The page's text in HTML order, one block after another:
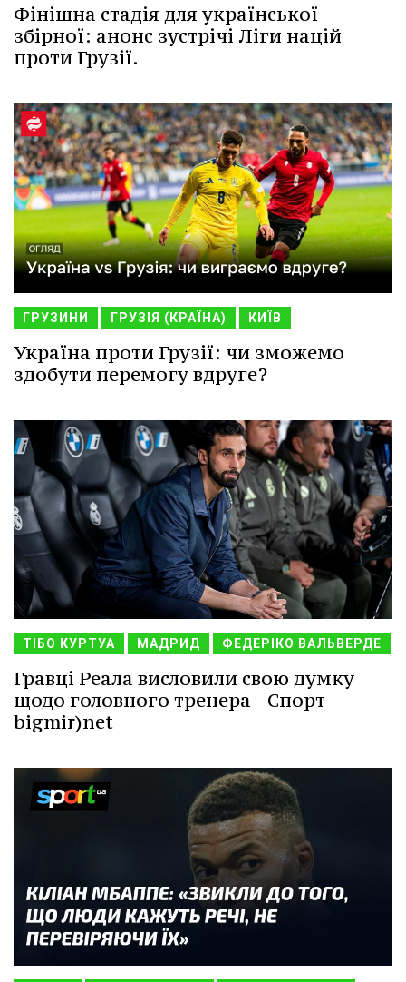
Фінішна стадія для української
збірної: анонс зустрічі Ліги націй
проти Грузії.
ГРУЗИНИ ГРУЗІЯ (КРАЇНА) КИЇВ
Україна проти Грузії: чи зможемо
здобути перемогу вдруге?
ТІБО КУРТУА МАДРИД ФЕДЕРІКО ВАЛЬВЕРДЕ
Гравці Реала висловили свою думку
щодо головного тренера - Спорт
bigmir)net